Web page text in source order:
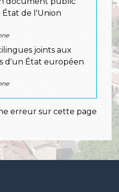
de l'Union
joints aux
d'un État européen
erreur sur cette page